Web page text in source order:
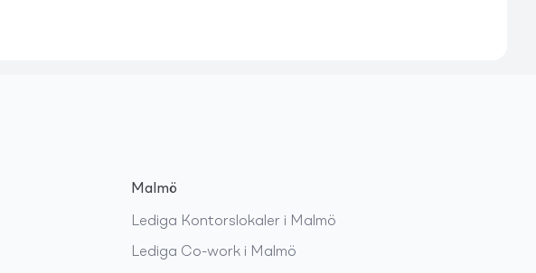
Malmö
Lediga Kontorslokaler i Malmö
Lediga Co-work i Malmö